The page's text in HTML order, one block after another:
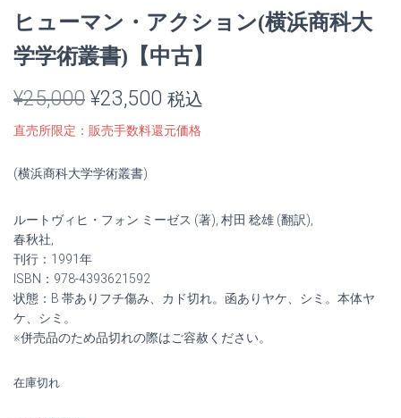
ヒューマン・アクション(横浜商科大
学学術叢書)【中古】
¥25,000 元
の
価
は
¥25,000
で
し
¥23,500 現
在
格
¥23,500
で
税込
直売所限定：販売手数料還元価格
(横浜商科大学学術叢書)
ルートヴィヒ・フォン ミーゼス (著), 村田 稔雄 (翻訳),
春秋社,
刊行：1991年
ISBN：978-4393621592
状態：B 帯ありフチ傷み、カド切れ。函ありヤケ、シミ。本体ヤ
ケ、シミ。
※併売品のため品切れの際はご容赦ください。
在庫切れ